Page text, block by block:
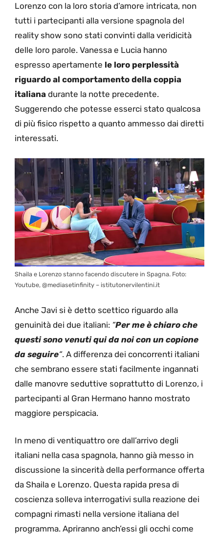
Lorenzo con la loro storia d’amore intricata, non
tutti i partecipanti alla versione spagnola del
reality show sono stati convinti dalla veridicità
delle loro parole. Vanessa e Lucia hanno
espresso apertamente le loro perplessità
riguardo al comportamento della coppia
italiana durante la notte precedente.
Suggerendo che potesse esserci stato qualcosa
di più fisico rispetto a quanto ammesso dai diretti
interessati.
Shaila e Lorenzo stanno facendo discutere in Spagna. Foto:
Youtube, @mediasetinfinity – istitutonervilentini.it
Anche Javi si è detto scettico riguardo alla
genuinità dei due italiani: “Per me è chiaro che
questi sono venuti qui da noi con un copione
da seguire“. A differenza dei concorrenti italiani
che sembrano essere stati facilmente ingannati
dalle manovre seduttive soprattutto di Lorenzo, i
partecipanti al Gran Hermano hanno mostrato
maggiore perspicacia.
In meno di ventiquattro ore dall’arrivo degli
italiani nella casa spagnola, hanno già messo in
discussione la sincerità della performance offerta
da Shaila e Lorenzo. Questa rapida presa di
coscienza solleva interrogativi sulla reazione dei
compagni rimasti nella versione italiana del
programma. Apriranno anch’essi gli occhi come